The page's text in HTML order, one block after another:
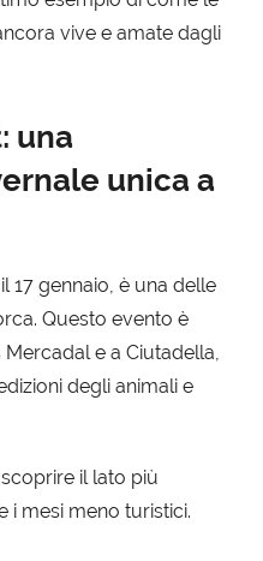
vive e amate dagli
una
unica a
17 gennaio, è una delle
Questo evento è
e a Ciutadella,
degli animali e
il lato più
i mesi meno turistici.